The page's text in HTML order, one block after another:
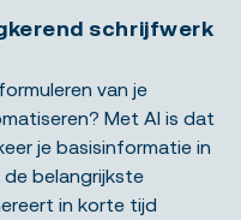
schrijfwerk
van je
Met AI is dat
je basisinformatie in
belangrijkste
in korte tijd